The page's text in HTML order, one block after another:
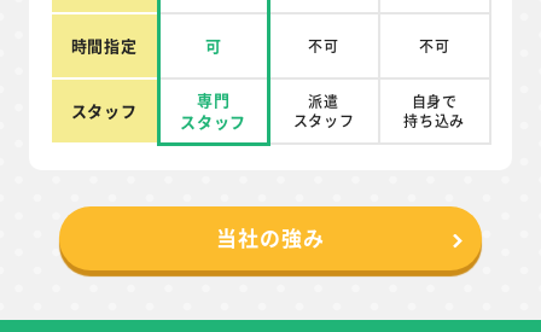
時間指定 可 不可 不可
スタッフ
専門
スタッフ
派遣
スタッフ
自身で
持ち込み
当社の強み